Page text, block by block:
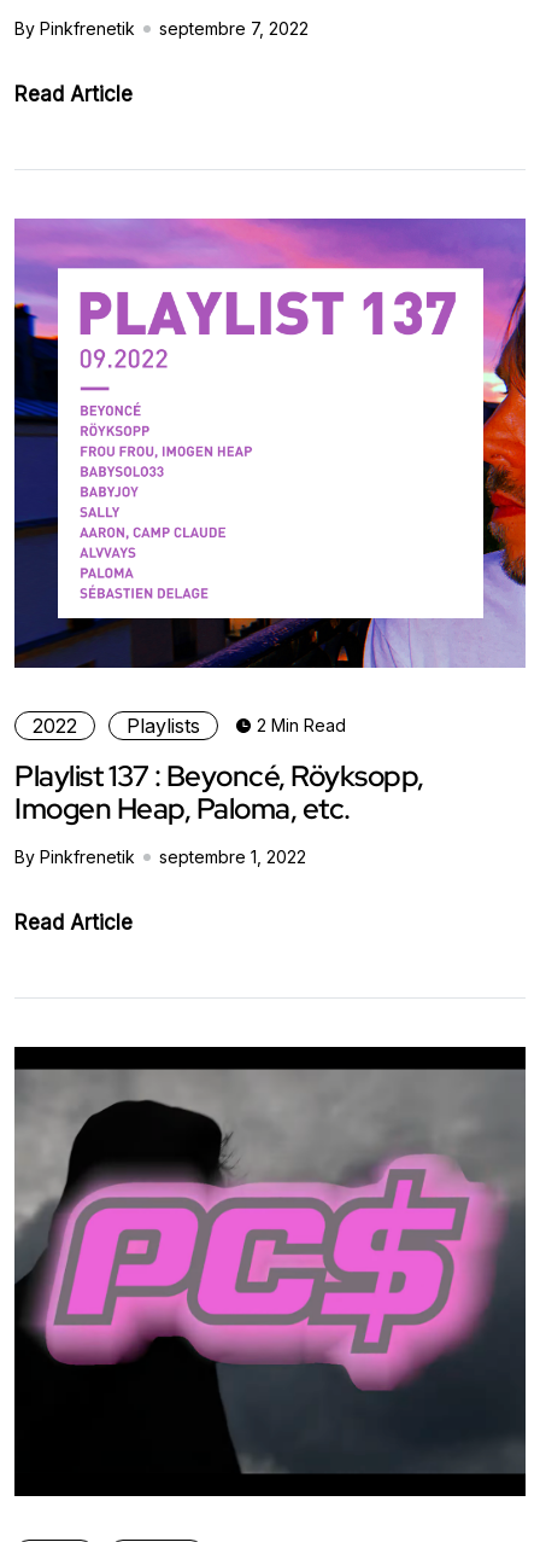
By Pinkfrenetik septembre 7, 2022
Read Article
2022 Playlists 2 Min Read
Playlist 137 : Beyoncé, Röyksopp,
Imogen Heap, Paloma, etc.
By Pinkfrenetik septembre 1, 2022
Read Article